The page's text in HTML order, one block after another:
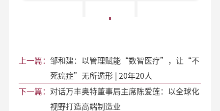
上一篇： 邹和建：以管理赋能“数智医疗”，让“不
死癌症”无所遁形 | 20年20人
下一篇： 对话万丰奥特董事局主席陈爱莲：以全球化
视野打造高端制造业